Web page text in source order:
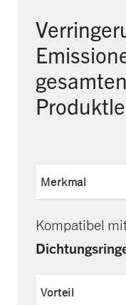
gesamten
Merkmal
Kompatibel
Vorteil